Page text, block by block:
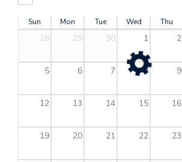
Sun Mon Tue Wed Thu
28 29 30 1 2
5 6 7 8 9
12 13 14 15 16
19 20 21 22 23